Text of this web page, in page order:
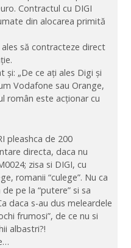
Contractul cu DIGI
din alocarea primită
ales să contracteze direct
„De ce ați ales Digi și
Vodafone sau Orange,
român este acționar cu
pleashca de 200
directa, daca nu
zisa si DIGI, cu
romanii “culege”. Nu ca
pe la “putere” si sa
daca s-au dus meleardele
frumosi”, de ce nu si
albastri?!